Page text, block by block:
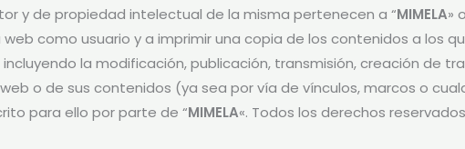
y de propiedad intelectual de la misma pertenecen a “MIMELA»
como usuario y a imprimir una copia de los contenidos a los
la modificación, publicación, transmisión, creación de
o de sus contenidos (ya sea por vía de vínculos, marcos o
para ello por parte de “MIMELA«. Todos los derechos